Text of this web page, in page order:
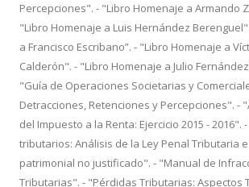
Percepciones". - "Libro Homenaje a Armando
"Libro Homenaje a Luis Hernández
a Francisco Escribano”. - "Libro Homenaje a
Calderón". - "Libro Homenaje a Julio
"Guía de Operaciones Societarias y
Detracciones, Retenciones y Percepciones". -
del Impuesto a la Renta: Ejercicio 2015 - 2016".
tributarios: Análisis de la Ley Penal Tributaria
patrimonial no justificado". - "Manual de
Tributarias". - "Pérdidas Tributarias: Aspectos